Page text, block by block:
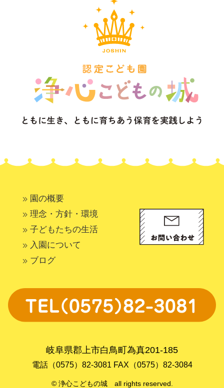
園の概要
理念・方針・環境
子どもたちの生活
入園について
ブログ
岐阜県郡上市白鳥町為真201-185
電話（0575）82-3081 FAX（0575）82-3084
© 浄心こどもの城 all rights reserved.